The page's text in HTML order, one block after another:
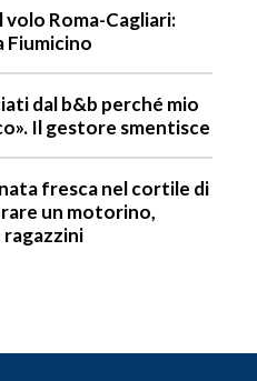
volo Roma-Cagliari:
Fiumicino
dal b&b perché mio
Il gestore smentisce
fresca nel cortile di
un motorino,